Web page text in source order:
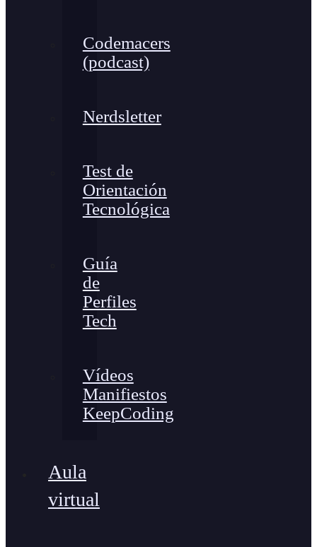
Codemacers
(podcast)
Nerdsletter
Test de
Orientación
Tecnológica
Guía
de
Perfiles
Tech
Vídeos
Manifiestos
KeepCoding
Aula
virtual